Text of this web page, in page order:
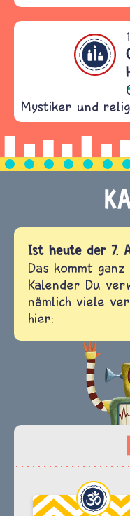
Mystiker und
Ist heute der 7.
Das kommt
Kalender Du
nämlich viele
hier: